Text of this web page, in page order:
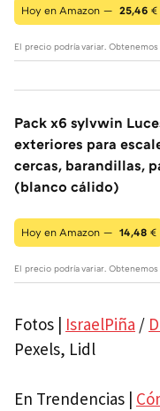
Hoy en Amazon — 25,46 €
El precio podría variar.
Pack x6 sylvwin
exteriores para
cercas, barandillas,
(blanco cálido)
Hoy en Amazon — 14,48 €
El precio podría variar.
Fotos | IsraelPiña /
Pexels, Lidl
En Trendencias |